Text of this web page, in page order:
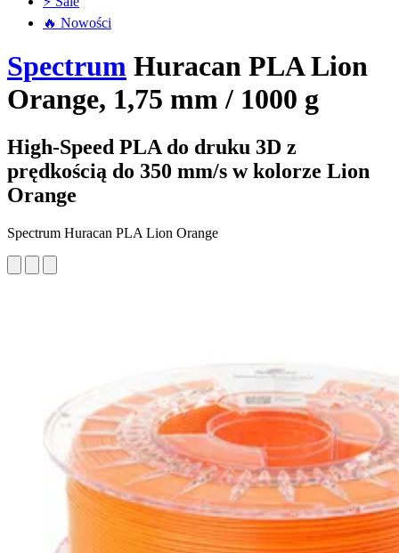
🔥 Nowości
Spectrum Huracan PLA Lion
Orange, 1,75 mm / 1000 g
High-Speed PLA do druku 3D z
prędkością do 350 mm/s w kolorze Lion
Orange
Spectrum Huracan PLA Lion Orange